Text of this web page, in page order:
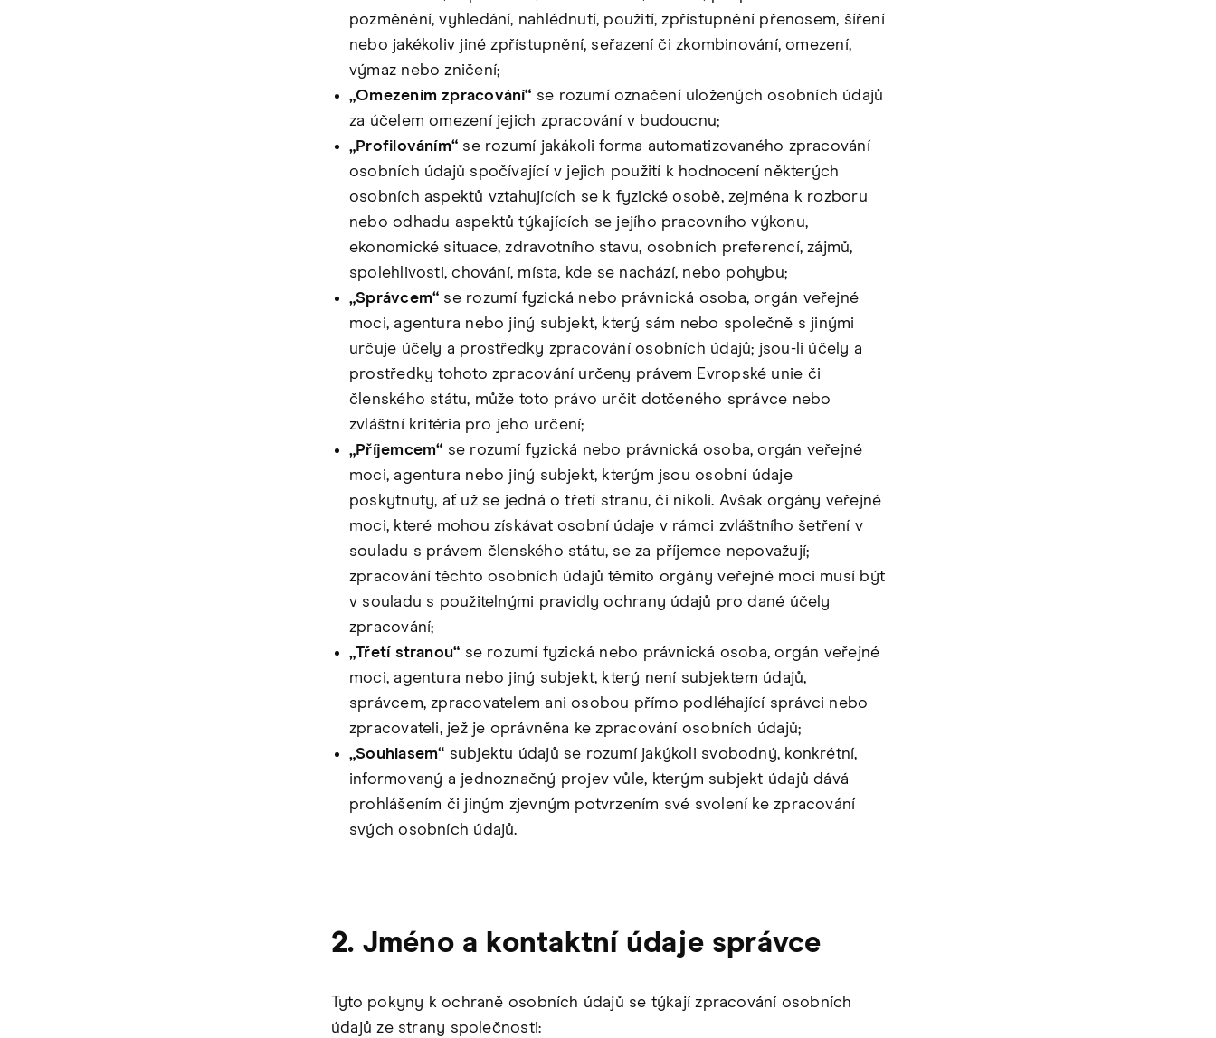
pozměnění, vyhledání, nahlédnutí, použití, zpřístupnění přenosem, šíření
nebo jakékoliv jiné zpřístupnění, seřazení či zkombinování, omezení,
výmaz nebo zničení;
„Omezením zpracování“ se rozumí označení uložených osobních údajů
za účelem omezení jejich zpracování v budoucnu;
„Profilováním“ se rozumí jakákoli forma automatizovaného zpracování
osobních údajů spočívající v jejich použití k hodnocení některých
osobních aspektů vztahujících se k fyzické osobě, zejména k rozboru
nebo odhadu aspektů týkajících se jejího pracovního výkonu,
ekonomické situace, zdravotního stavu, osobních preferencí, zájmů,
spolehlivosti, chování, místa, kde se nachází, nebo pohybu;
„Správcem“ se rozumí fyzická nebo právnická osoba, orgán veřejné
moci, agentura nebo jiný subjekt, který sám nebo společně s jinými
určuje účely a prostředky zpracování osobních údajů; jsou-li účely a
prostředky tohoto zpracování určeny právem Evropské unie či
členského státu, může toto právo určit dotčeného správce nebo
zvláštní kritéria pro jeho určení;
„Příjemcem“ se rozumí fyzická nebo právnická osoba, orgán veřejné
moci, agentura nebo jiný subjekt, kterým jsou osobní údaje
poskytnuty, ať už se jedná o třetí stranu, či nikoli. Avšak orgány veřejné
moci, které mohou získávat osobní údaje v rámci zvláštního šetření v
souladu s právem členského státu, se za příjemce nepovažují;
zpracování těchto osobních údajů těmito orgány veřejné moci musí být
v souladu s použitelnými pravidly ochrany údajů pro dané účely
zpracování;
„Třetí stranou“ se rozumí fyzická nebo právnická osoba, orgán veřejné
moci, agentura nebo jiný subjekt, který není subjektem údajů,
správcem, zpracovatelem ani osobou přímo podléhající správci nebo
zpracovateli, jež je oprávněna ke zpracování osobních údajů;
„Souhlasem“ subjektu údajů se rozumí jakýkoli svobodný, konkrétní,
informovaný a jednoznačný projev vůle, kterým subjekt údajů dává
prohlášením či jiným zjevným potvrzením své svolení ke zpracování
svých osobních údajů.
2. Jméno a kontaktní údaje správce
Tyto pokyny k ochraně osobních údajů se týkají zpracování osobních
údajů ze strany společnosti: